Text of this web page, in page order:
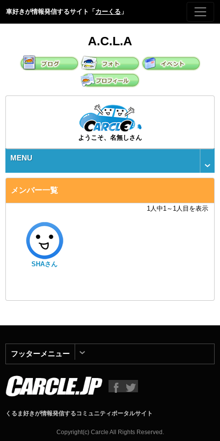
車好きが情報発信するサイト「 カーくる 」
A.C.L.A
ようこそ、名無しさん
MENU
メンバー一覧
1人中1～1人目を表示
SHAさん
フッターメニュー
くるま好きが情報発信するコミュニティポータルサイト
Copyright(c) Carcle All Rights Reserved.